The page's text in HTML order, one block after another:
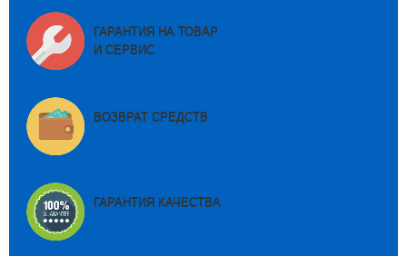
ГАРАНТИЯ НА ТОВАР
И СЕРВИС
ВОЗВРАТ СРЕДСТВ
ГАРАНТИЯ КАЧЕСТВА